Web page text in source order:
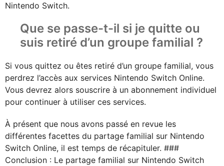
Nintendo Switch.
Que se passe-t-il si je quitte ou
suis retiré d’un groupe familial ?
Si vous quittez ou êtes retiré d’un groupe familial, vous
perdrez l’accès aux services Nintendo Switch Online.
Vous devrez alors souscrire à un abonnement individuel
pour continuer à utiliser ces services.
À présent que nous avons passé en revue les
différentes facettes du partage familial sur Nintendo
Switch Online, il est temps de récapituler. ###
Conclusion : Le partage familial sur Nintendo Switch